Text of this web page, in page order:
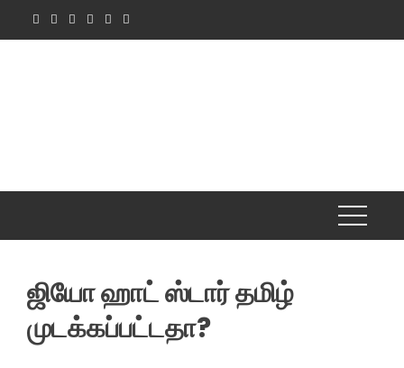
ஜியோ ஹாட் ஸ்டார் தமிழ்
முடக்கப்பட்டதா?